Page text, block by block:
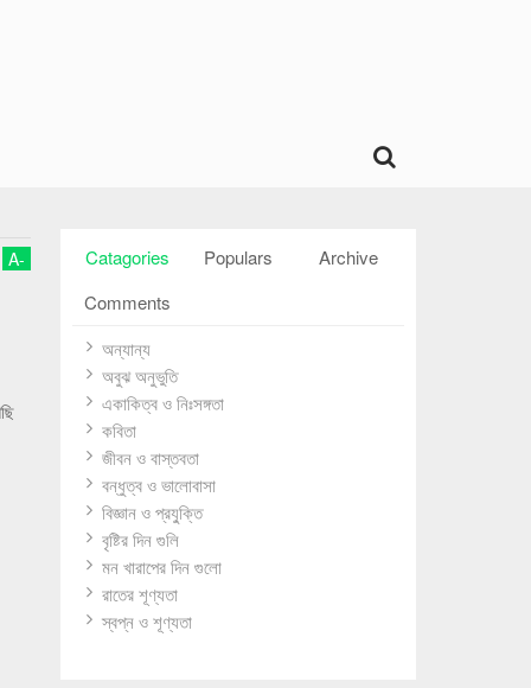
A- Catagories Populars
Archive
Comments
অন্যান্য
অবুঝ অনুভুতি
একাকিত্ব ও নিঃসঙ্গতা
কবিতা
জীবন ও বাস্তবতা
বন্ধুত্ব ও ভালোবাসা
বিজ্ঞান ও প্রযু্ক্তি
বৃষ্টির দিন গুলি
মন খারাপের দিন গুলো
রাতের শূণ্যতা
স্বপ্ন ও শূণ্যতা